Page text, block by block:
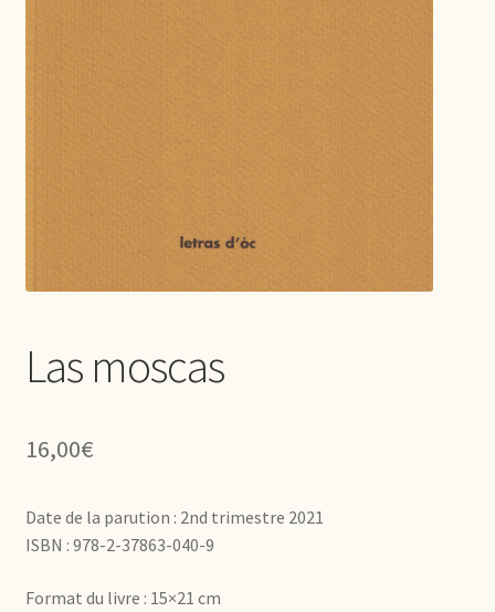
Las moscas
16,00€
Date de la parution : 2nd trimestre 2021
ISBN : 978-2-37863-040-9
Format du livre : 15×21 cm